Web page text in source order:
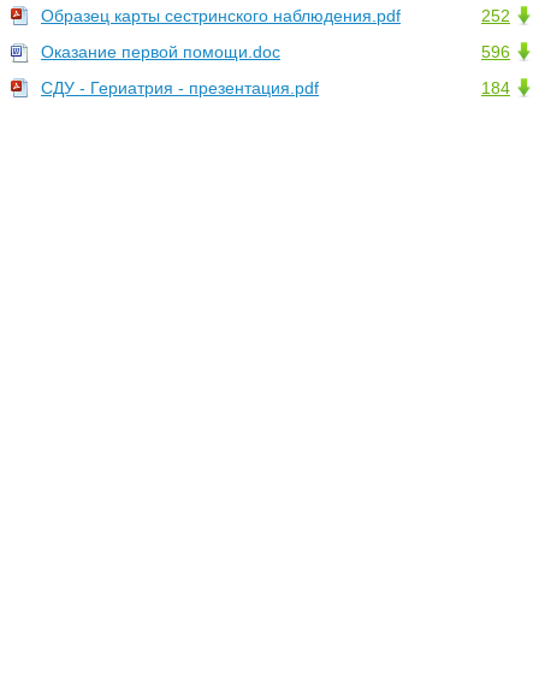
252
Образец карты сестринского наблюдения.pdf
596
Оказание первой помощи.doc
184
СДУ - Гериатрия - презентация.pdf